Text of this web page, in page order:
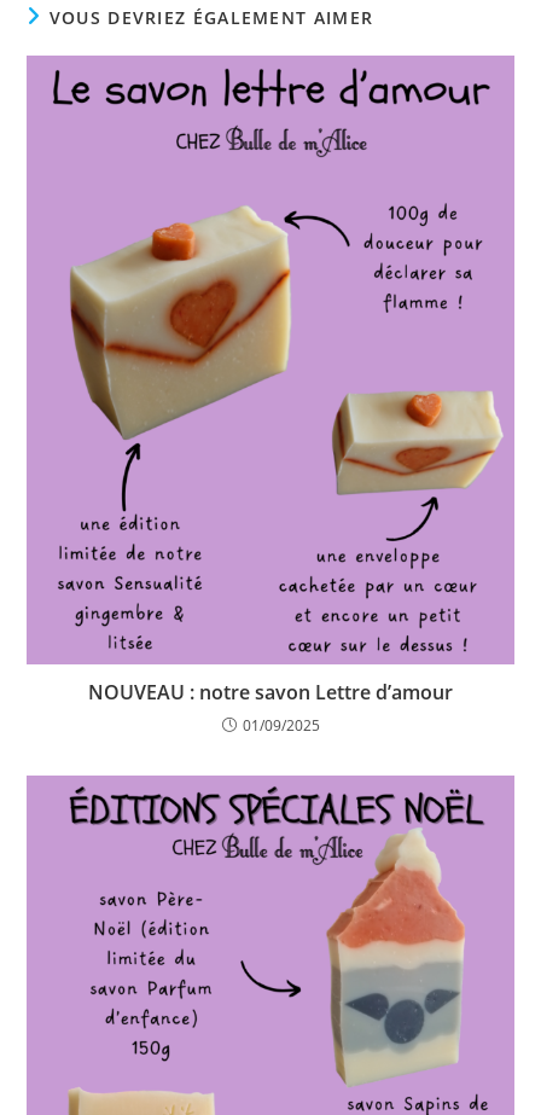
VOUS DEVRIEZ ÉGALEMENT AIMER
NOUVEAU : notre savon Lettre d’amour
01/09/2025